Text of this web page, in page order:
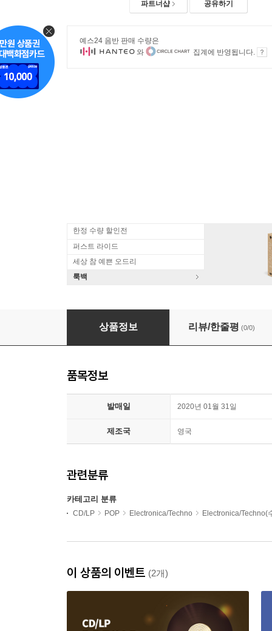
파트너샵 공유하기
예스24 음반 판매 수량은
와
집계에 반영됩니다.
한정 수량 할인전
퍼스트 라이드
세상 참 예쁜 오드리
룩백
Nick Murphy (닉 머피) - 2집 Run Fast Sleep
상품정보 리뷰/한줄평 (0/0)
품목정보
발매일 2020년 01월 31일
제조국 영국
관련분류
카테고리 분류
CD/LP POP Electronica/Techno Electronica/Techno(
이 상품의 이벤트 (2개)